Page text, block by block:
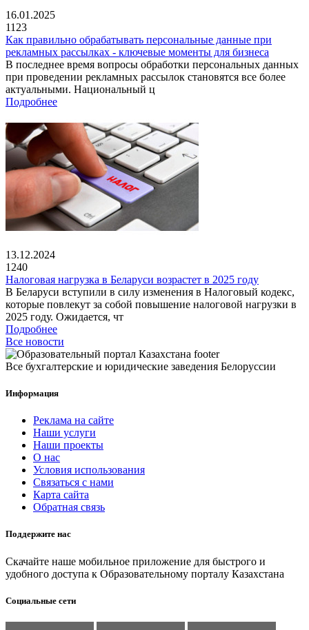
16.01.2025
1123
Как правильно обрабатывать персональные данные при
рекламных рассылках - ключевые моменты для бизнеса
В последнее время вопросы обработки персональных данных
при проведении рекламных рассылок становятся все более
актуальными. Национальный ц
Подробнее
13.12.2024
1240
Налоговая нагрузка в Беларуси возрастет в 2025 году
В Беларуси вступили в силу изменения в Налоговый кодекс,
которые повлекут за собой повышение налоговой нагрузки в
2025 году. Ожидается, чт
Подробнее
Все новости
Все бухгалтерские и юридические заведения Белоруссии
Информация
Реклама на сайте
Наши услуги
Наши проекты
О нас
Условия использования
Связаться с нами
Карта сайта
Обратная связь
Поддержите нас
Скачайте наше мобильное приложение для быстрого и
удобного доступа к Образовательному порталу Казахстана
Социальные сети